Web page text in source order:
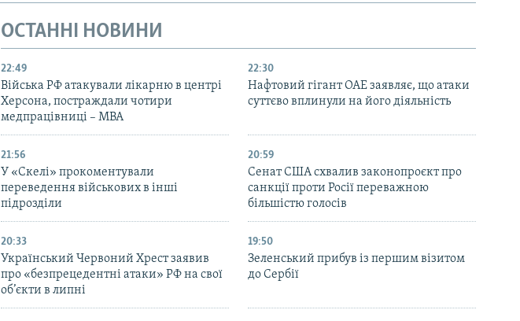
ОСТАННІ НОВИНИ
22:49
Війська РФ атакували лікарню в центрі
Херсона, постраждали чотири
медпрацівниці – МВА
22:30
Нафтовий гігант ОАЕ заявляє, що атаки
суттєво вплинули на його діяльність
21:56
У «Скелі» прокоментували
переведення військових в інші
підрозділи
20:59
Cенат США схвалив законопроєкт про
санкції проти Росії переважною
більшістю голосів
20:33
Український Червоний Хрест заявив
про «безпрецедентні атаки» РФ на свої
об’єкти в липні
19:50
Зеленський прибув із першим візитом
до Сербії